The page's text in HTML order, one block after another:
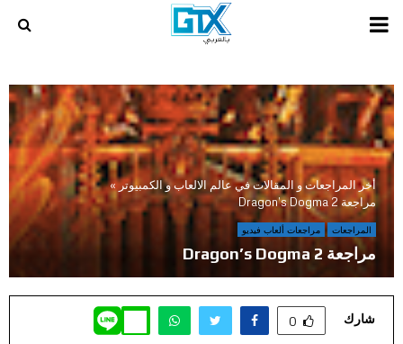
PRIMARY
أخر المراجعات و المقالات في عالم الالعاب و الكمبيوتر»
مراجعة Dragon’s Dogma 2
المراجعات مراجعات ألعاب فيديو
مراجعة Dragon’s Dogma 2
شارك 0